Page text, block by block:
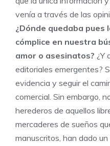
venía a través de las
¿Dónde quedaba pues
cómplice en nuestra
amor o asesinatos? ¿Y
editoriales emergentes?
evidencia y seguir el
comercial. Sin embargo,
herederos de aquellos
mercaderes de sueños
manuscritos, han dado